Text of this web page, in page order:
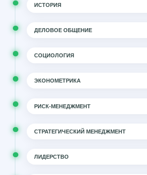
ИСТОРИЯ
ДЕЛОВОЕ ОБЩЕНИЕ
СОЦИОЛОГИЯ
ЭКОНОМЕТРИКА
РИСК-МЕНЕДЖМЕНТ
СТРАТЕГИЧЕСКИЙ МЕНЕДЖМЕНТ
ЛИДЕРСТВО